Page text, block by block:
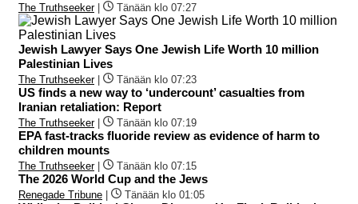
The Truthseeker| Tänään klo 07:27
Jewish Lawyer Says One Jewish Life Worth 10 million
Palestinian Lives
The Truthseeker| Tänään klo 07:23
US finds a new way to ‘undercount’ casualties from
Iranian retaliation: Report
The Truthseeker| Tänään klo 07:19
EPA fast-tracks fluoride review as evidence of harm to
children mounts
The Truthseeker| Tänään klo 07:15
The 2026 World Cup and the Jews
Renegade Tribune Tänään klo 01:05